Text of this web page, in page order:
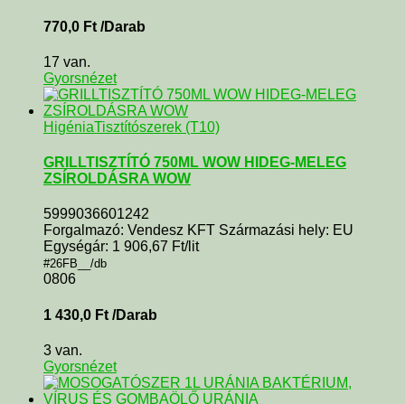
770,0 Ft /Darab
17 van.
Gyorsnézet
HigéniaTisztítószerek (T10)
GRILLTISZTÍTÓ 750ML WOW HIDEG-MELEG
ZSÍROLDÁSRA WOW
5999036601242
Forgalmazó: Vendesz KFT Származási hely: EU
Egységár: 1 906,67 Ft/lit
#26FB__/db
0806
1 430,0 Ft /Darab
3 van.
Gyorsnézet